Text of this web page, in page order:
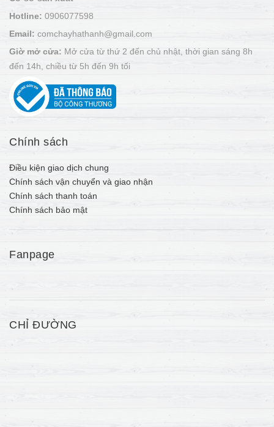
Hotline: 0906077598
Email: comchayhathanh@gmail.com
Giờ mở cửa: Mở cửa từ thứ 2 đến chủ nhật, thời gian sáng 8h
đến 14h, chiều từ 5h đến 9h tối
Chính sách
Điều kiện giao dịch chung
Chính sách vận chuyển và giao nhận
Chính sách thanh toán
Chính sách bảo mật
Fanpage
CHỈ ĐƯỜNG